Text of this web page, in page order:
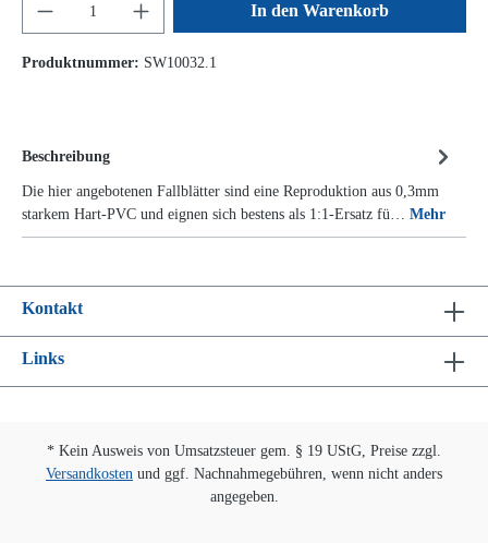
In den Warenkorb
Produktnummer: SW10032.1
Beschreibung
Die hier angebotenen Fallblätter sind eine Reproduktion aus 0,3mm
starkem Hart-PVC und eignen sich bestens als 1:1-Ersatz fü… Mehr
Kontakt
Links
* Kein Ausweis von Umsatzsteuer gem. § 19 UStG, Preise zzgl.
Versandkosten und ggf. Nachnahmegebühren, wenn nicht anders
angegeben.